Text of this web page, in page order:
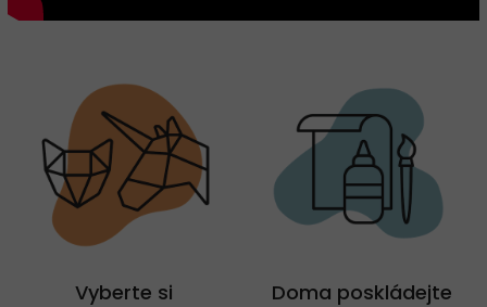
Vyberte si Doma poskládejte